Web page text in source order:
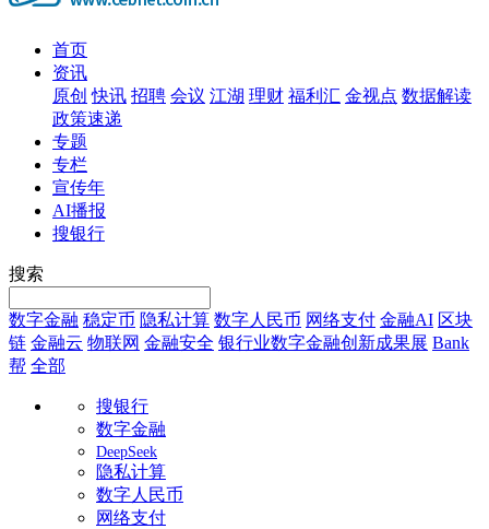
首页
资讯
原创 快讯 招聘 会议 江湖 理财 福利汇 金视点 数据解读
政策速递
专题
专栏
宣传年
AI播报
搜银行
搜索
数字金融 稳定币 隐私计算 数字人民币 网络支付 金融AI 区块
链 金融云 物联网 金融安全 银行业数字金融创新成果展 Bank
帮 全部
搜银行
数字金融
DeepSeek
隐私计算
数字人民币
网络支付